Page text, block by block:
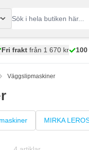
Fri frakt från 1 670 kr
Väggslipmaskiner
MIRKA